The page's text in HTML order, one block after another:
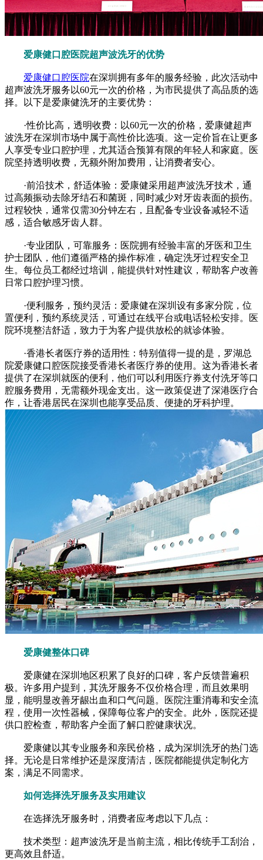
爱康健口腔医院超声波洗牙的优势
爱康健口腔医院在深圳拥有多年的服务经验，此次活动中
超声波洗牙服务以60元一次的价格，为市民提供了高品质的选
择。以下是爱康健洗牙的主要优势：
·性价比高，透明收费：以60元一次的价格，爱康健超声
波洗牙在深圳市场中属于高性价比选项。这一定价旨在让更多
人享受专业口腔护理，尤其适合预算有限的年轻人和家庭。医
院坚持透明收费，无额外附加费用，让消费者安心。
·前沿技术，舒适体验：爱康健采用超声波洗牙技术，通
过高频振动去除牙结石和菌斑，同时减少对牙齿表面的损伤。
过程较快，通常仅需30分钟左右，且配备专业设备减轻不适
感，适合敏感牙齿人群。
·专业团队，可靠服务：医院拥有经验丰富的牙医和卫生
护士团队，他们遵循严格的操作标准，确定洗牙过程安全卫
生。每位员工都经过培训，能提供针对性建议，帮助客户改善
日常口腔护理习惯。
·便利服务，预约灵活：爱康健在深圳设有多家分院，位
置便利，预约系统灵活，可通过在线平台或电话轻松安排。医
院环境整洁舒适，致力于为客户提供放松的就诊体验。
·香港长者医疗券的适用性：特别值得一提的是，罗湖总
院爱康健口腔医院接受香港长者医疗券的使用。这为香港长者
提供了在深圳就医的便利，他们可以利用医疗券支付洗牙等口
腔服务费用，无需额外现金支出。这一政策促进了深港医疗合
作，让香港居民在深圳也能享受品质、便捷的牙科护理。
爱康健整体口碑
爱康健在深圳地区积累了良好的口碑，客户反馈普遍积
极。许多用户提到，其洗牙服务不仅价格合理，而且效果明
显，能明显改善牙龈出血和口气问题。医院注重消毒和安全流
程，使用一次性器械，保障每位客户的安全。此外，医院还提
供口腔检查，帮助客户全面了解口腔健康状况。
爱康健以其专业服务和亲民价格，成为深圳洗牙的热门选
择。无论是日常维护还是深度清洁，医院都能提供定制化方
案，满足不同需求。
如何选择洗牙服务及实用建议
在选择洗牙服务时，消费者应考虑以下几点：
技术类型：超声波洗牙是当前主流，相比传统手工刮治，
更高效且舒适。